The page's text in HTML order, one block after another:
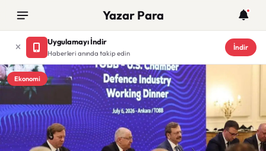
Yazar Para
Uygulamayı İndir
Haberleri anında takip edin
İndir
Ekonomi